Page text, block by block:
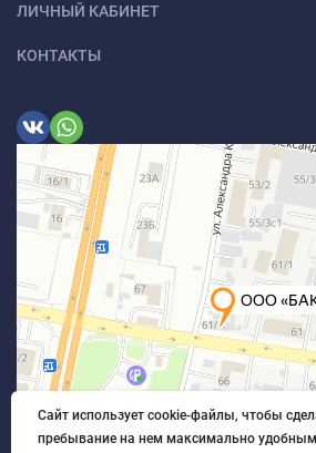
ЛИЧНЫЙ КАБИНЕТ
КОНТАКТЫ
Сайт использует cookie-файлы, чтобы
пребывание на нем максимально